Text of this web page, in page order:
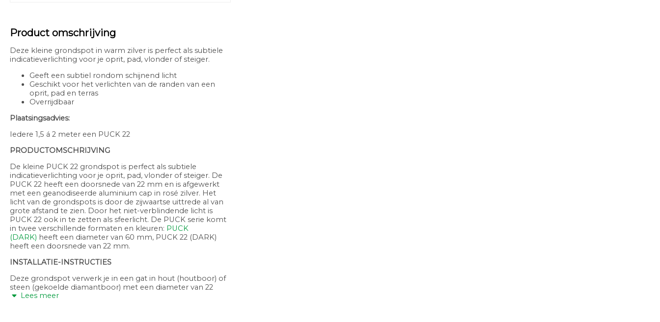
Product omschrijving
Deze kleine grondspot in warm zilver is perfect als subtiele
indicatieverlichting voor je oprit, pad, vlonder of steiger.
Geeft een subtiel rondom schijnend licht
Geschikt voor het verlichten van de randen van een
oprit, pad en terras
Overrijdbaar
Plaatsingsadvies:
Iedere 1,5 á 2 meter een PUCK 22
PRODUCTOMSCHRIJVING
De kleine PUCK 22 grondspot is perfect als subtiele
indicatieverlichting voor je oprit, pad, vlonder of steiger. De
PUCK 22 heeft een doorsnede van 22 mm en is afgewerkt
met een geanodiseerde aluminium cap in rosé zilver. Het
licht van de grondspots is door de zijwaartse uittrede al van
grote afstand te zien. Door het niet-verblindende licht is
PUCK 22 ook in te zetten als sfeerlicht. De PUCK serie komt
in twee verschillende formaten en kleuren: PUCK
(DARK) heeft een diameter van 60 mm, PUCK 22 (DARK)
heeft een doorsnede van 22 mm.
INSTALLATIE-INSTRUCTIES
Deze grondspot verwerk je in een gat in hout (houtboor) of
steen (gekoelde diamantboor) met een diameter van 22
mm. Dit kan een dealer of hovenier eventueel voor je
Lees meer